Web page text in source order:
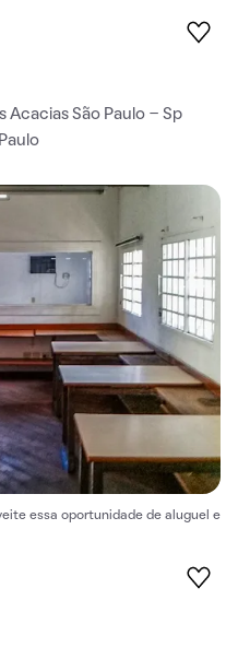
Acacias São Paulo - Sp
essa oportunidade de aluguel e